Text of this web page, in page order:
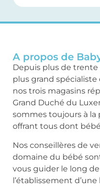
A propos de
Depuis plus de trente
plus grand
nos trois magasins
Grand Duché du
sommes toujours à
offrant tous dont
Nos conseillères de
domaine du bébé
vous guider le long
l’établissement